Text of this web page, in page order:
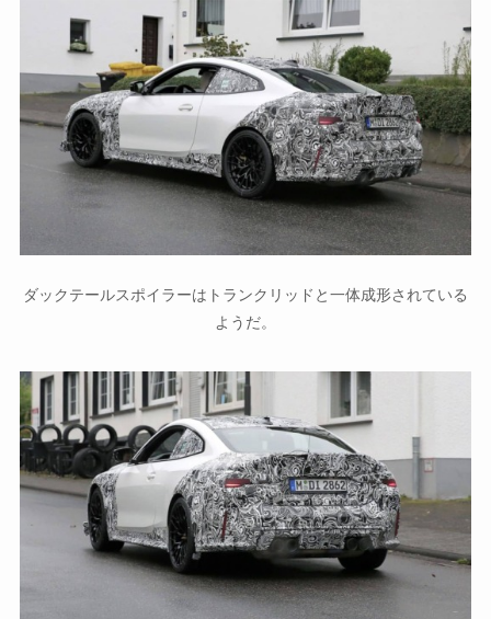
ダックテールスポイラーはトランクリッドと一体成形されている
ようだ。